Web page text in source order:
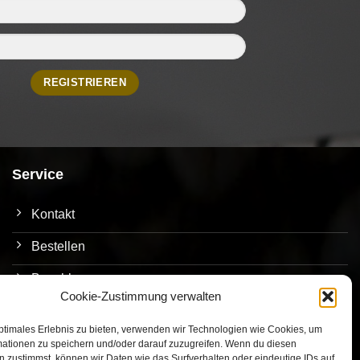
Cookie-Zustimmung verwalten
Erlebnis zu bieten, verwenden wir Technologien wie Cookies, um
zu speichern und/oder darauf zuzugreifen. Wenn du diesen
Service
Kontakt
Bestellen
Bezahlen
Umtausch/Rückgabe